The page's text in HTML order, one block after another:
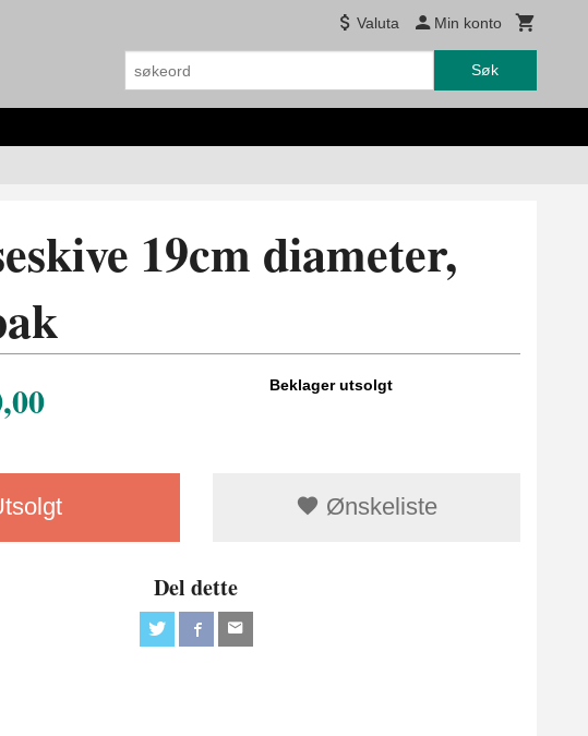
Valuta Min konto
Søk
19cm diameter,
Beklager utsolgt
Ønskeliste
Del dette